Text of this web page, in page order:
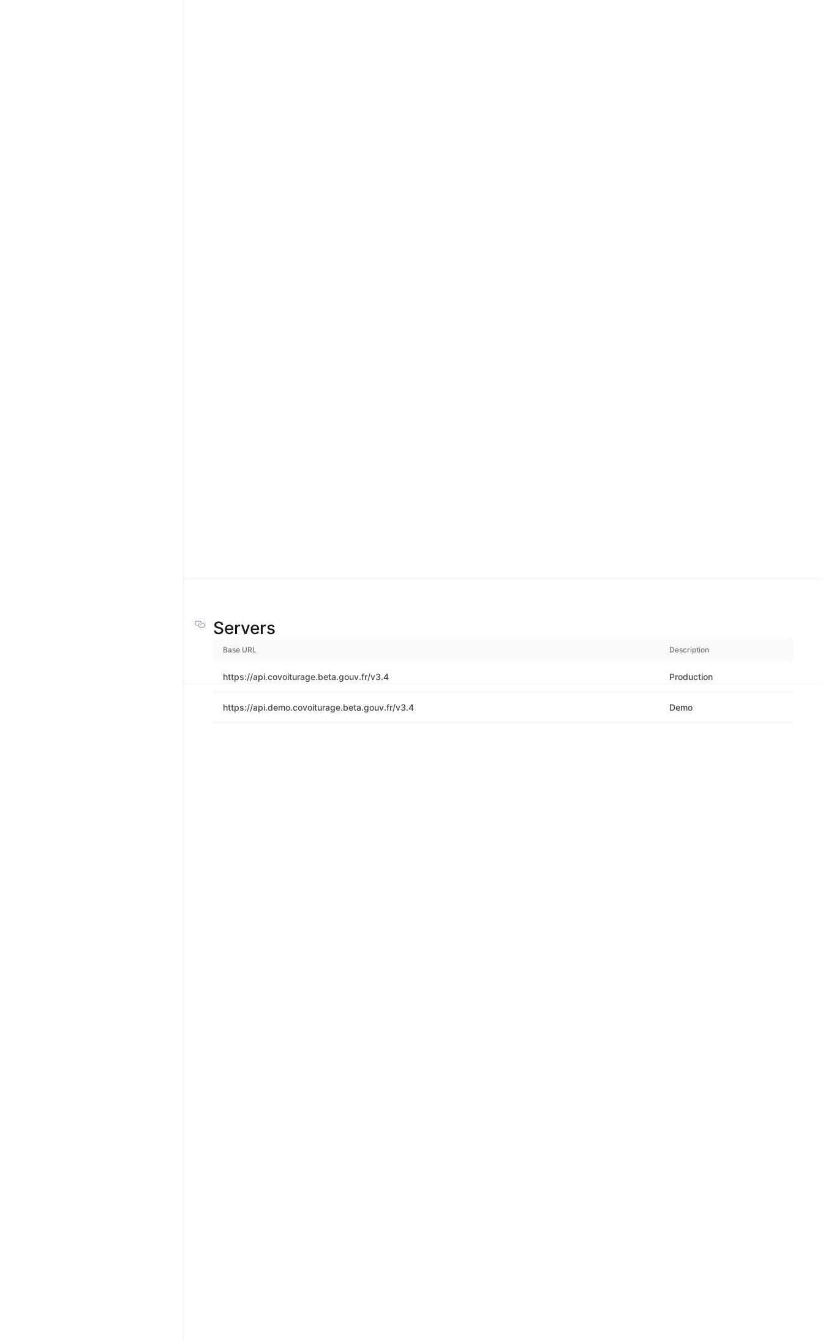
Servers
Base URL Description
https://api.covoiturage.beta.gouv.fr/v3.4 Production
https://api.demo.covoiturage.beta.gouv.fr/v3.4 Demo